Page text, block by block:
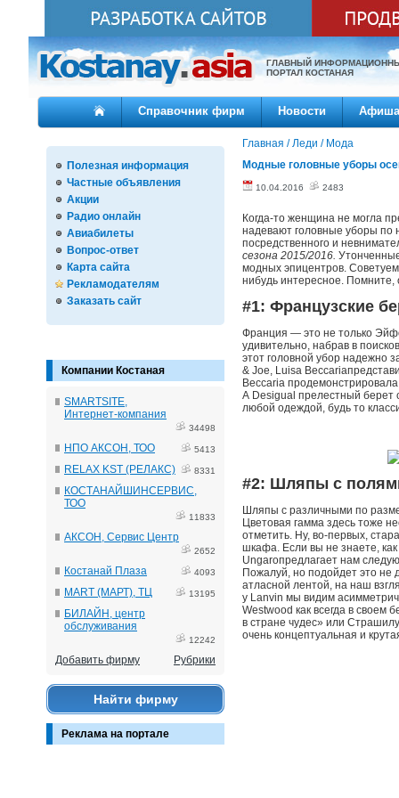
ГЛАВНЫЙ
ПОРТАЛ КОСТАНАЯ
Справочник фирм Новости Афиша
Полезная информация
Частные объявления
Акции
Радио онлайн
Авиабилеты
Вопрос-ответ
Карта сайта
Рекламодателям
Заказать сайт
Компании Костаная
SMARTSITE,
Интернет-компания
34498
НПО АКСОН, ТОО 5413
RELAX KST (РЕЛАКС) 8331
КОСТАНАЙШИНСЕРВИС,
ТОО
11833
АКСОН, Сервис Центр
2652
Костанай Плаза 4093
MART (МАРТ), ТЦ 13195
БИЛАЙН, центр
обслуживания
12242
Добавить фирму Рубрики
Найти фирму
Реклама на портале
Главная /Леди / Мода
Модные головные уборы
10.04.2016 2483
Когда-то женщина не могла
надевают головные уборы по
посредственного и
сезона 2015/2016.
модных эпицентров.
нибудь интересное. Помните,
#1: Французские
Франция — это не только
удивительно, набрав в
этот головной убор надежно
& Joe, Luisa
Beccaria
А Desigual прелестный берет
любой одеждой, будь то
#2: Шляпы с
Шляпы с различными по
Цветовая гамма здесь тоже
отметить. Ну, во-первых,
шкафа. Если вы не знаете,
Ungaroпредлагает нам
Пожалуй, но подойдет это не
атласной лентой, на наш
у Lanvin мы видим
Westwood как всегда в
в стране чудес» или
очень концептуальная и